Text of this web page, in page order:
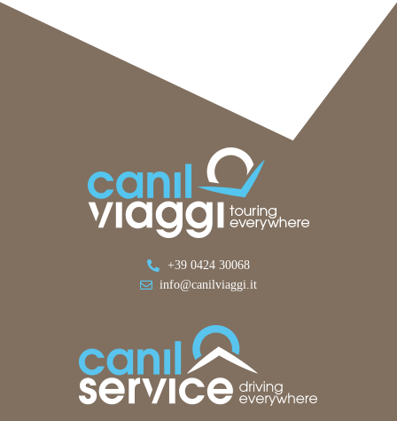
+39 0424 30068
info@canilviaggi.it